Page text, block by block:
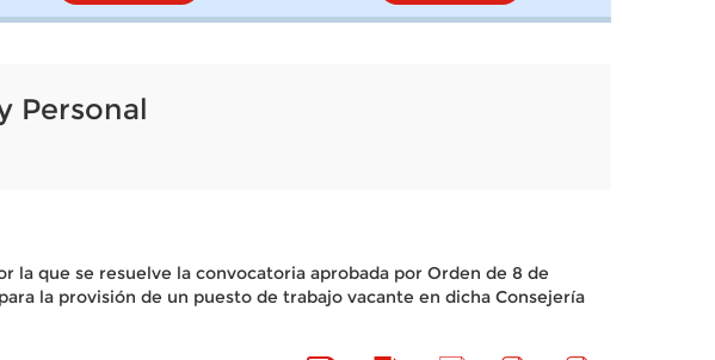
Personal
la que se resuelve la convocatoria aprobada por Orden de 8 de
la provisión de un puesto de trabajo vacante en dicha Consejería